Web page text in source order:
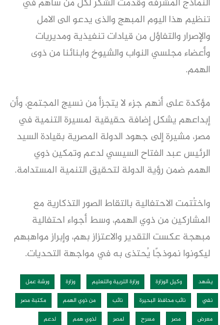
النماذج المشرفه وقدمت الشكر لكل من ساهم في
تنظيم هذا اليوم المبهج والذى يدعو الى الامل
والإصرار والتفاؤل من قيادات تنفيذية ومديريات
وأعضاء مجلسي النواب والشيوخ وابنائنا من ذوى
الهمم.
مؤكدة على أنهم جزء لا يتجزأ من نسيج المجتمع، وأن
إبداعهم يشكل إضافة حقيقية لمسيرة التنمية في
مصر، مشيرة إلى جهود الدولة المصرية بقيادة السيد
الرئيس عبد الفتاح السيسي لدعم وتمكين ذوي
الهمم ضمن رؤية الدولة لتحقيق التنمية المستدامة.
واختُتمت الاحتفالية بالتقاط الصور التذكارية مع
المشاركين من ذوي الهمم، وسط أجواء احتفالية
مبهجة عكست التقدير والاعتزاز بهم، وإبراز مواهبهم
ليكونوا نموذجًا يُحتذى به في مواجهة التحديات.
يشهد وكيل الوزارة وزارة التربية والتعليم وزارة
ورشة عمل
نفي
نائب محافظ البحيرة نائب من ذوي الهمم
مكتبة مصر
معرض
مصر مسرح لمصر لذوي همم
لدعم